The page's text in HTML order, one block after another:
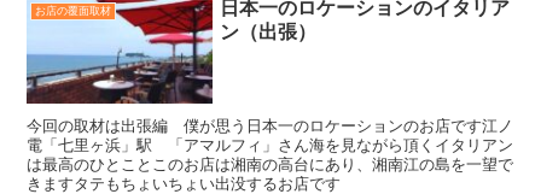
お店の覆面取材
日本一のロケーションのイタリア
ン（出張）
今回の取材は出張編 僕が思う日本一のロケーションのお店です江ノ
電「七里ヶ浜」駅 「アマルフィ」さん海を見ながら頂くイタリアン
は最高のひとことこのお店は湘南の高台にあり、湘南江の島を一望で
きますタテもちょいちょい出没するお店です